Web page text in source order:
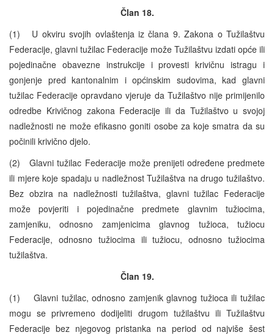
Član 18.
(1) U okviru svojih ovlaštenja iz člana 9. Zakona o Tužilaštvu
Federacije, glavni tužilac Federacije može Tužilaštvu izdati opće ili
pojedinačne obavezne instrukcije i provesti krivičnu istragu i
gonjenje pred kantonalnim i općinskim sudovima, kad glavni
tužilac Federacije opravdano vjeruje da Tužilaštvo nije primijenilo
odredbe Krivičnog zakona Federacije ili da Tužilaštvo u svojoj
nadležnosti ne može efikasno goniti osobe za koje smatra da su
počinili krivično djelo.
(2) Glavni tužilac Federacije može prenijeti određene predmete
ili mjere koje spadaju u nadležnost Tužilaštva na drugo tužilaštvo.
Bez obzira na nadležnosti tužilaštva, glavni tužilac Federacije
može povjeriti i pojedinačne predmete glavnim tužiocima,
zamjeniku, odnosno zamjenicima glavnog tužioca, tužiocu
Federacije, odnosno tužiocima ili tužiocu, odnosno tužiocima
tužilaštva.
Član 19.
(1) Glavni tužilac, odnosno zamjenik glavnog tužioca ili tužilac
mogu se privremeno dodijeliti drugom tužilaštvu ili Tužilaštvu
Federacije bez njegovog pristanka na period od najviše šest